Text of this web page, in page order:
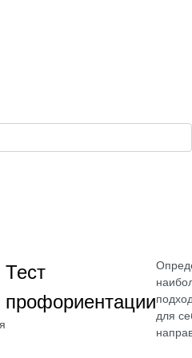
Тест
профориентации
для